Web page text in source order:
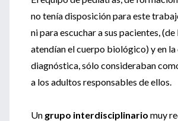
no tenía disposición para este
ni para escuchar a sus pacientes, (de
atendían el cuerpo biológico) y en
diagnóstica, sólo consideraban
a los adultos responsables de ellos.
Un grupo interdisciplinario muy